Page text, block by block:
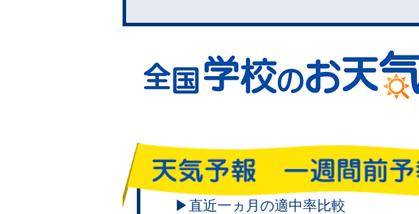
▶直近一ヵ月の適中率比較